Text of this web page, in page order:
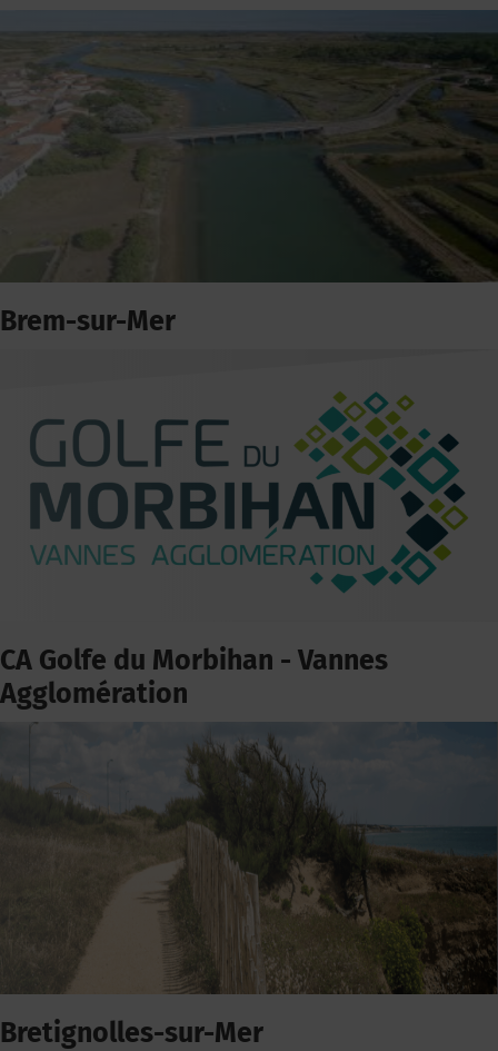
Brem-sur-Mer
CA Golfe du Morbihan - Vannes
Agglomération
Bretignolles-sur-Mer